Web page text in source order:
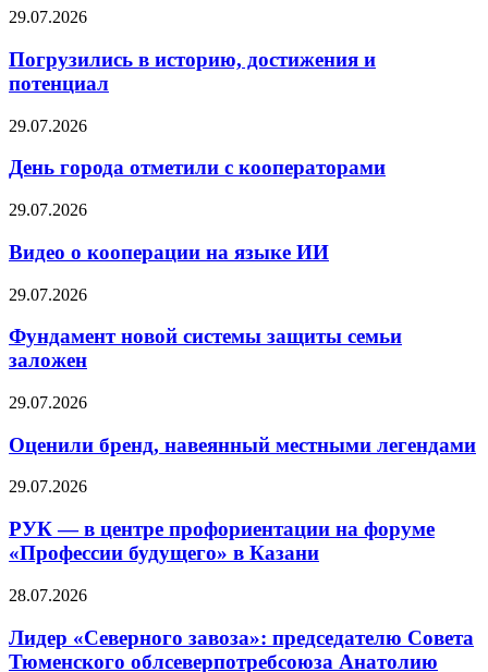
29.07.2026
Погрузились в историю, достижения и
потенциал
29.07.2026
День города отметили с кооператорами
29.07.2026
Видео о кооперации на языке ИИ
29.07.2026
Фундамент новой системы защиты семьи
заложен
29.07.2026
Оценили бренд, навеянный местными легендами
29.07.2026
РУК — в центре профориентации на форуме
«Профессии будущего» в Казани
28.07.2026
Лидер «Северного завоза»: председателю Совета
Тюменского облсеверпотребсоюза Анатолию